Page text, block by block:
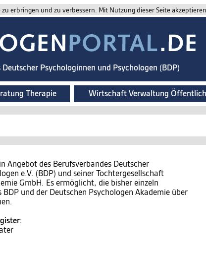
erbringen und zu verbessern. Mit Nutzung dieser Seite akzeptieren
Psychologinnen und Psychologen (BDP)
Therapie Wirtschaft Verwaltung
Angebot des Berufsverbandes Deutscher
e.V. (BDP) und seiner Tochtergesellschaft
GmbH. Es ermöglicht, die bisher einzeln
und der Deutschen Psychologen Akademie über